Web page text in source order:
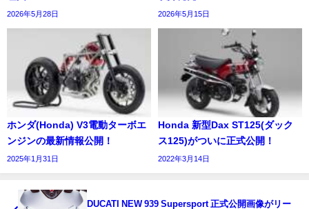
2026年5月28日 2026年5月15日
ホンダ(Honda) V3電動ターボエ
ンジンの最新情報公開！
2025年1月31日
Honda 新型Dax ST125(ダック
ス125)がついに正式公開！
2022年3月14日
DUCATI NEW 939 Supersport 正式公開画像がリー